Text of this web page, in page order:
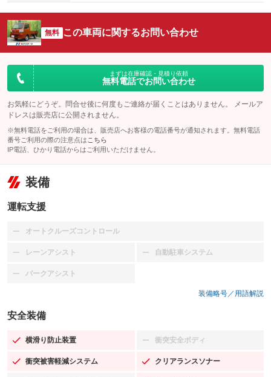
無料 この車両に関するお問い合わせ
まずは在庫確認・見積り依頼
無料電話でお問い合わせ
お気軽にどうぞ。問合せ後に何度もご連絡が届くことはありません。 メールア
ドレスは販売店に公開されません。
※無料電話をご利用の場合は、販売店へお客様の電話番号が通知されます。無料電話
番号ご利用の際の注意点は こちら
IP電話、ひかり電話からはご利用いただけません。
装備
運転支援
オートクルーズコントロール
：装備なし
レーンアシスト
：装備なし 自動駐車システム
：装備なし
パークアシスト
：装備なし
装備略号／用語解説
安全装備
横滑り防止装置
：装備あり 衝突安全ボディ
：装備なし
衝突被害軽減システム
：装備あり クリアランスソナー
：装備あり